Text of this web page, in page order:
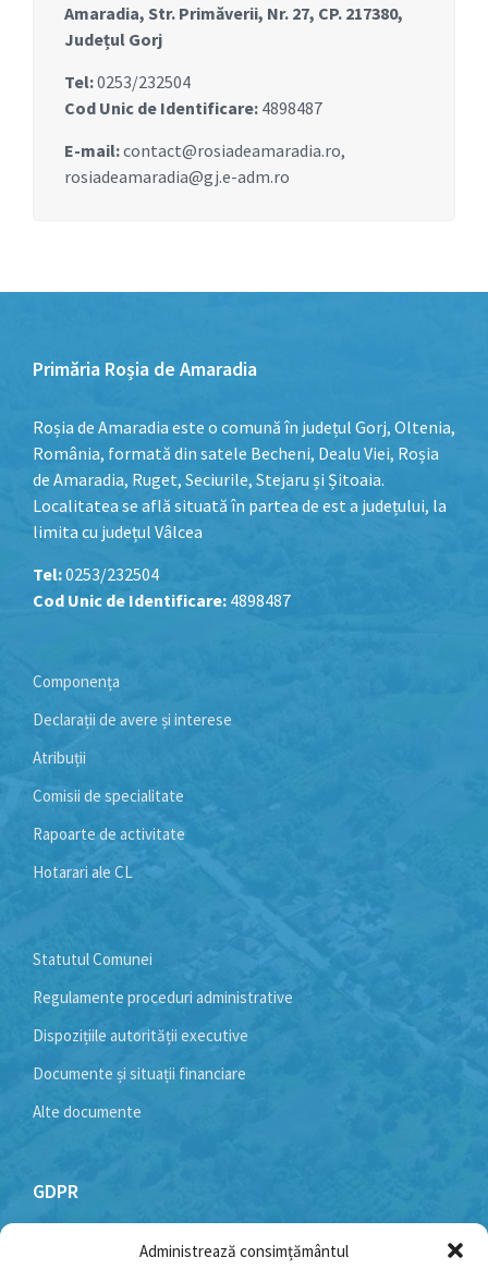
Administrează consimțământul
Amaradia, Str. Primăverii, Nr. 27, CP. 217380,
Județul Gorj
Tel:0253/232504
Cod Unic de Identificare: 4898487
E-mail:contact@rosiadeamaradia.ro,
rosiadeamaradia@gj.e-adm.ro
Primăria Roșia de Amaradia
Roșia de Amaradia este o comună în județul Gorj, Oltenia,
România, formată din satele Becheni, Dealu Viei, Roșia
de Amaradia, Ruget, Seciurile, Stejaru și Șitoaia.
Localitatea se află situată în partea de est a județului, la
limita cu județul Vâlcea
Tel:0253/232504
Cod Unic de Identificare: 4898487
Componența
Declarații de avere și interese
Atribuții
Comisii de specialitate
Rapoarte de activitate
Hotarari ale CL
Statutul Comunei
Regulamente proceduri administrative
Dispozițiile autorității executive
Documente și situații financiare
Alte documente
GDPR
Politică cookie-uri